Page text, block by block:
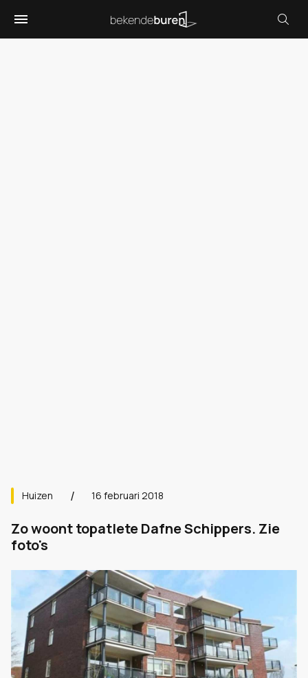
Huizen 16 februari 2018
Zo woont topatlete Dafne Schippers. Zie
foto's